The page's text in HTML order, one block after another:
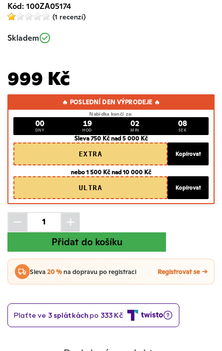
Kód: 100ZA05174
(1 recenzí)
Skladem
999 Kč
🔥 POSLEDNÍ DEN VÝPRODEJE 🔥
Nabídka končí za:
00
DNY
19
HOD
02
MIN
07
SEK
Sleva 750 Kč nad 5 000 Kč
EXTRA
Kopírovat
nebo 1 500 Kč nad 10 000 Kč
ULTRA
Kopírovat
Přidat do košíku
Sleva20 %na dopravu po registraci Registrovat se